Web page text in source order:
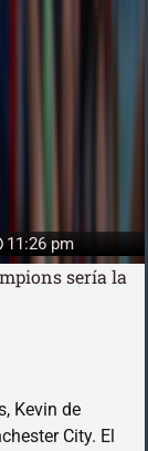
11:26 pm
sería la
Kevin de
City. El